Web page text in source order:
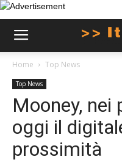
Home Top News
Top News
Mooney, nei
oggi il
prossimità